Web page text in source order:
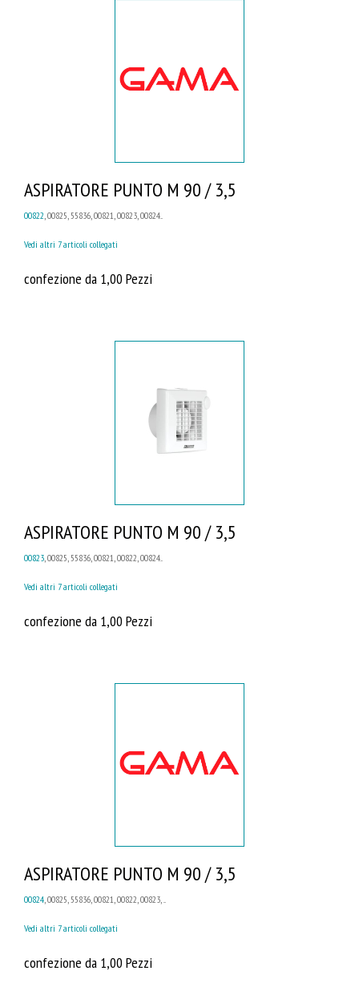
ASPIRATORE PUNTO M 90 / 3,5
00822, 00825, 55836, 00821, 00823, 00824...
Vedi altri 7 articoli collegati
confezione da 1,00 Pezzi
ASPIRATORE PUNTO M 90 / 3,5
00823 , 00825, 55836, 00821, 00822, 00824...
Vedi altri 7 articoli collegati
confezione da 1,00 Pezzi
ASPIRATORE PUNTO M 90 / 3,5
00824, 00825, 55836, 00821, 00822, 00823, ...
Vedi altri 7 articoli collegati
confezione da 1,00 Pezzi